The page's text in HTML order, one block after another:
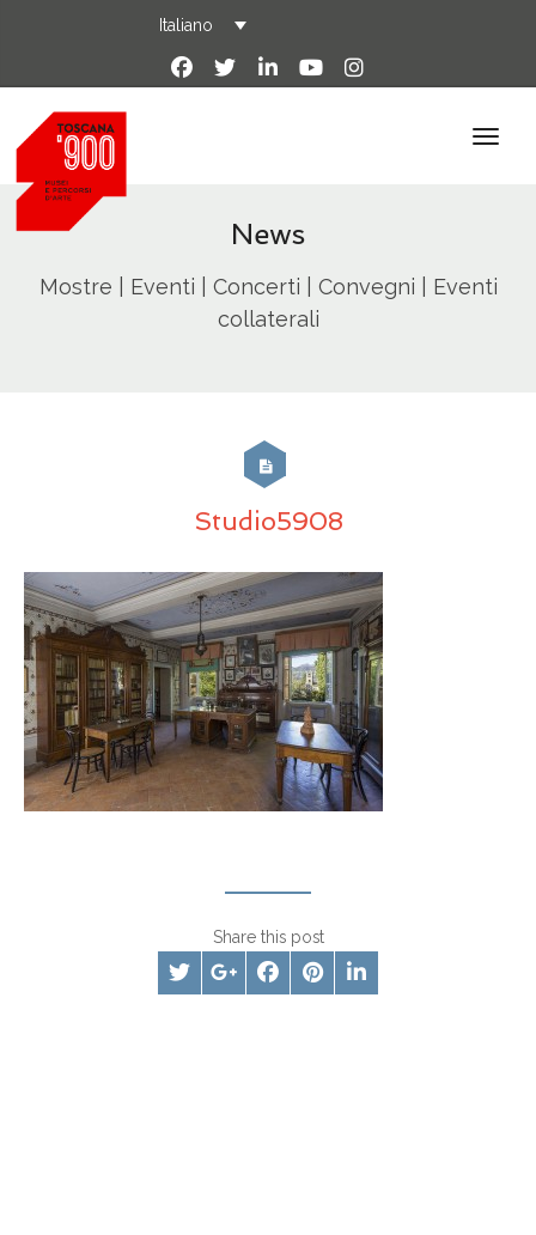
Italiano
News
Mostre | Eventi | Concerti | Convegni | Eventi
collaterali
Studio5908
Share this post